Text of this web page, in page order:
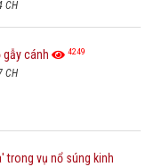
CH
gẫy cánh 4249
CH
trong vụ nổ súng kinh